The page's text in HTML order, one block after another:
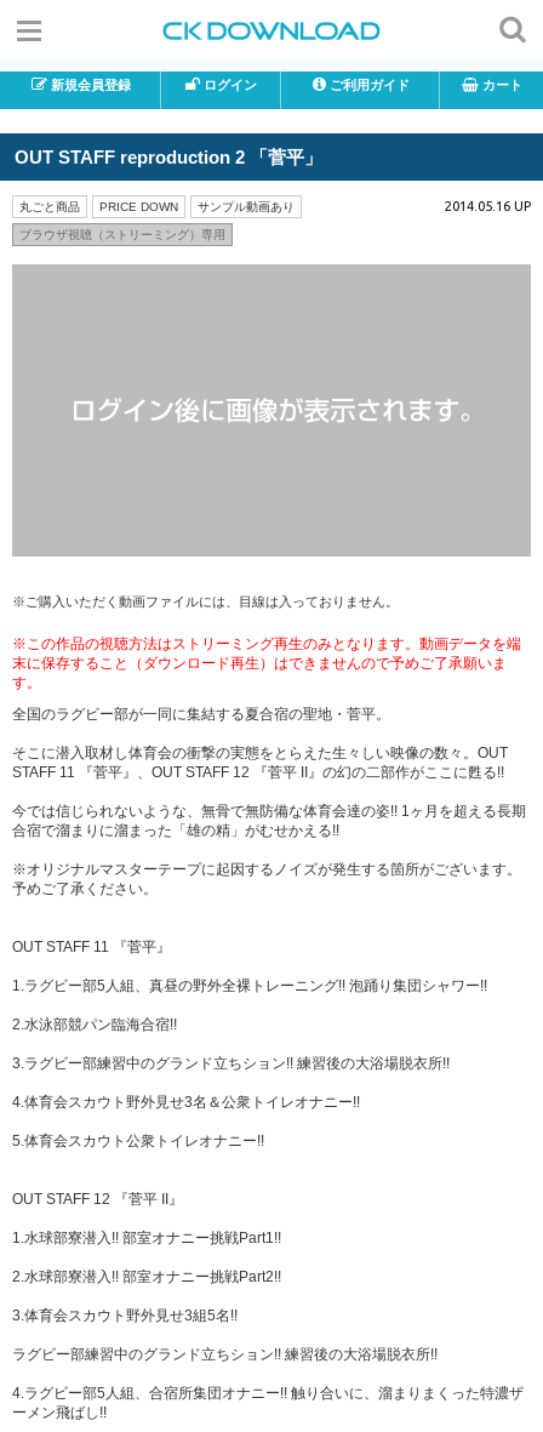
新規会員登録 ログイン ご利用ガイド カート
OUT STAFF reproduction 2 「菅平」
丸ごと商品 PRICE DOWN サンプル動画あり
ブラウザ視聴（ストリーミング）専用
2014.05.16 UP
※ご購入いただく動画ファイルには、目線は入っておりません。
※この作品の視聴方法はストリーミング再生のみとなります。動画データを端
末に保存すること（ダウンロード再生）はできませんので予めご了承願いま
す。
全国のラグビー部が一同に集結する夏合宿の聖地・菅平。
そこに潜入取材し体育会の衝撃の実態をとらえた生々しい映像の数々。OUT
STAFF 11 『菅平』、OUT STAFF 12 『菅平 II』の幻の二部作がここに甦る!!
今では信じられないような、無骨で無防備な体育会達の姿!! 1ヶ月を超える長期
合宿で溜まりに溜まった「雄の精」がむせかえる!!
※オリジナルマスターテープに起因するノイズが発生する箇所がございます。
予めご了承ください。
OUT STAFF 11 『菅平』
1.ラグビー部5人組、真昼の野外全裸トレーニング!! 泡踊り集団シャワー!!
2.水泳部競パン臨海合宿!!
3.ラグビー部練習中のグランド立ちション!! 練習後の大浴場脱衣所!!
4.体育会スカウト野外見せ3名＆公衆トイレオナニー!!
5.体育会スカウト公衆トイレオナニー!!
OUT STAFF 12 『菅平 II』
1.水球部寮潜入!! 部室オナニー挑戦Part1!!
2.水球部寮潜入!! 部室オナニー挑戦Part2!!
3.体育会スカウト野外見せ3組5名!!
ラグビー部練習中のグランド立ちション!! 練習後の大浴場脱衣所!!
4.ラグビー部5人組、合宿所集団オナニー!! 触り合いに、溜まりまくった特濃ザ
ーメン飛ばし!!